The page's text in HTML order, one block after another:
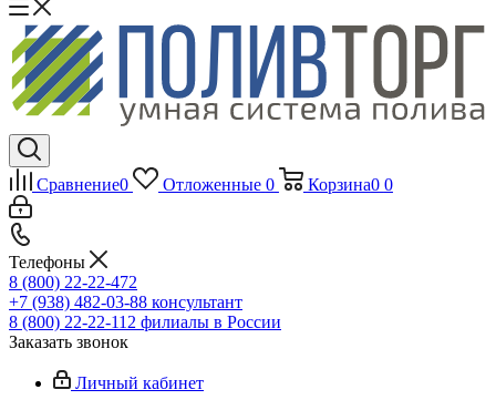
Сравнение0 Отложенные 0 Корзина0 0
Телефоны
8 (800) 22-22-472
+7 (938) 482-03-88 консультант
8 (800) 22-22-112 филиалы в России
Заказать звонок
Личный кабинет